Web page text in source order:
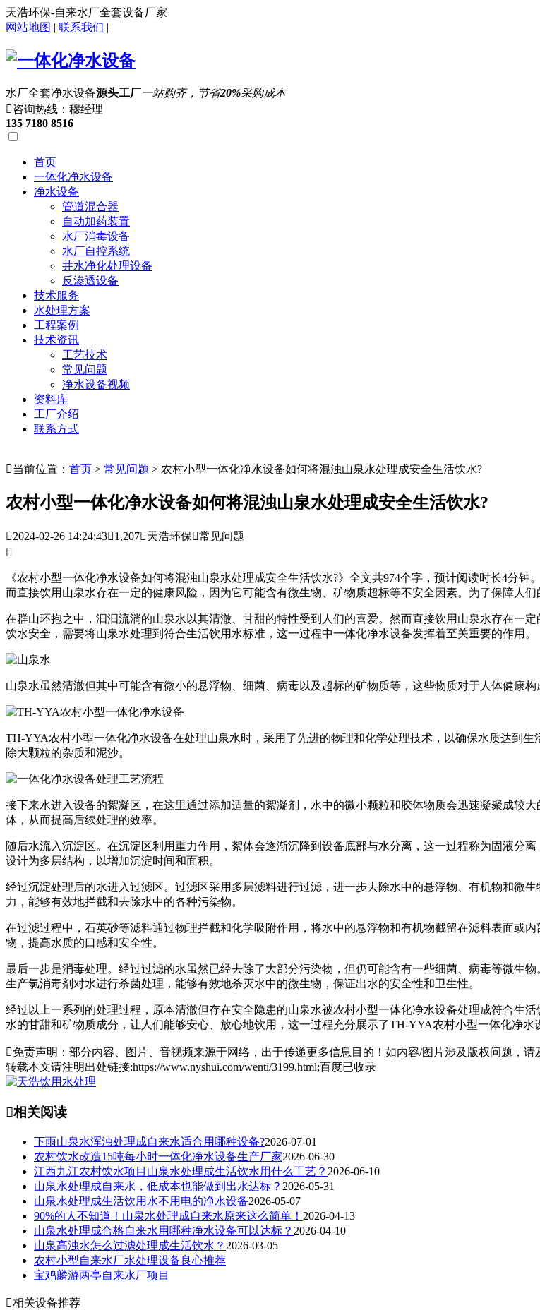
天浩环保-自来水厂全套设备厂家
网站地图 | 联系我们 |
水厂全套净水设备源头工厂一站购齐，节省20%采购成本
咨询热线：穆经理
135 7180 8516
首页
一体化净水设备
净水设备
管道混合器
自动加药装置
水厂消毒设备
水厂自控系统
井水净化处理设备
反渗透设备
技术服务
水处理方案
工程案例
技术资讯
工艺技术
常见问题
净水设备视频
资料库
工厂介绍
联系方式
当前位置： 首页 > 常见问题 > 农村小型一体化净水设备如何将混浊山泉水处理成安全生活饮水?
农村小型一体化净水设备如何将混浊山泉水处理成安全生活饮水?
2024-02-26 14:24:431,207天浩环保常见问题

《农村小型一体化净水设备如何将混浊山泉水处理成安全生活饮水?》全文共974个字，预计阅读时长4分
而直接饮用山泉水存在一定的健康风险，因为它可能含有微生物、矿物质超标等不安全因素。为了保障人
在群山环抱之中，汩汩流淌的山泉水以其清澈、甘甜的特性受到人们的喜爱。然而直接饮用山泉水存在一
饮水安全，需要将山泉水处理到符合生活饮用水标准，这一过程中一体化净水设备发挥着至关重要的作用。
山泉水虽然清澈但其中可能含有微小的悬浮物、细菌、病毒以及超标的矿物质等，这些物质对于人体健康
TH-YYA农村小型一体化净水设备在处理山泉水时，采用了先进的物理和化学处理技术，以确保水质达到
除大颗粒的杂质和泥沙。
接下来水进入设备的絮凝区，在这里通过添加适量的絮凝剂，水中的微小颗粒和胶体物质会迅速凝聚成较
体，从而提高后续处理的效率。
随后水流入沉淀区。在沉淀区利用重力作用，絮体会逐渐沉降到设备底部与水分离，这一过程称为固液分
设计为多层结构，以增加沉淀时间和面积。
经过沉淀处理后的水进入过滤区。过滤区采用多层滤料进行过滤，进一步去除水中的悬浮物、有机物和微
力，能够有效地拦截和去除水中的各种污染物。
在过滤过程中，石英砂等滤料通过物理拦截和化学吸附作用，将水中的悬浮物和有机物截留在滤料表面或
物，提高水质的口感和安全性。
最后一步是消毒处理。经过过滤的水虽然已经去除了大部分污染物，但仍可能含有一些细菌、病毒等微生
生产氯消毒剂对水进行杀菌处理，能够有效地杀灭水中的微生物，保证出水的安全性和卫生性。
经过以上一系列的处理过程，原本清澈但存在安全隐患的山泉水被农村小型一体化净水设备处理成符合生
水的甘甜和矿物质成分，让人们能够安心、放心地饮用，这一过程充分展示了TH-YYA农村小型一体化净水
免责声明：部分内容、图片、音视频来源于网络，出于传递更多信息目的！如内容/图片涉及版权问题，请
转载本文请注明出处链接:https://www.nyshui.com/wenti/3199.html;百度已收录
相关阅读
下雨山泉水浑浊处理成自来水适合用哪种设备?2026-07-01
农村饮水改造15吨每小时一体化净水设备生产厂家2026-06-30
江西九江农村饮水项目山泉水处理成生活饮水用什么工艺？ 2026-06-10
山泉水处理成自来水，低成本也能做到出水达标？ 2026-05-31
山泉水处理成生活饮用水不用电的净水设备2026-05-07
90%的人不知道！山泉水处理成自来水原来这么简单！ 2026-04-13
山泉水处理成合格自来水用哪种净水设备可以达标？ 2026-04-10
山泉高浊水怎么过滤处理成生活饮水？ 2026-03-05
农村小型自来水厂水处理设备良心推荐
宝鸡麟游两亭自来水厂项目
相关设备推荐